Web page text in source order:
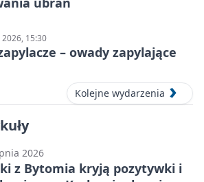
15:30
– owady zapylające
Kolejne wydarzenia
2026
z Bytomia kryją pozytywki i